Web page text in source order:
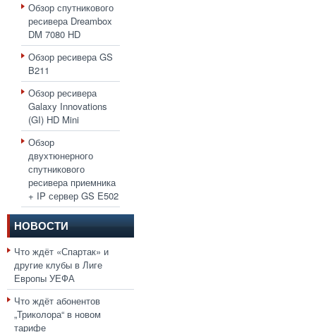
Обзор спутникового
ресивера Dreambox
DM 7080 HD
Обзор ресивера GS
B211
Обзор ресивера
Galaxy Innovations
(GI) HD Mini
Обзор
двухтюнерного
спутникового
ресивера приемника
+ IP сервер GS E502
НОВОСТИ
Что ждёт «Спартак» и
другие клубы в Лиге
Европы УЕФА
Что ждёт абонентов
„Триколора“ в новом
тарифе